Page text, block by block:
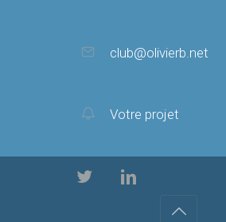
club@olivierb.net
Votre projet